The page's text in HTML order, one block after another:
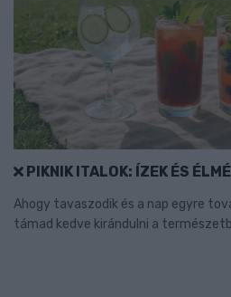
PIKNIK ITALOK: ÍZEK ÉS
Ahogy tavaszodik és a nap egyre
támad kedve kirándulni a